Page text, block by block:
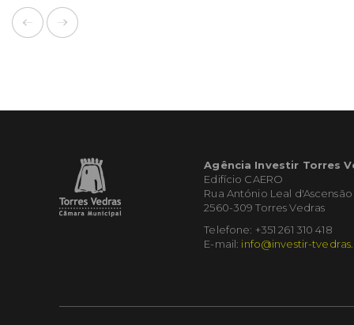
Agência Investir Torres
Edifício CAERO
Rua António Leal d'Ascensão
2560-309 Torres Vedras
Telefone: +351 261 310 418
E-mail: info@investir-